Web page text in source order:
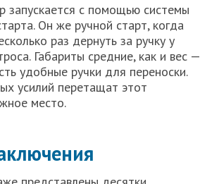
запускается с помощью системы
Он же ручной старт, когда
раз дернуть за ручку у
Габариты средние, как и вес —
удобные ручки для переноски.
усилий перетащат этот
место.